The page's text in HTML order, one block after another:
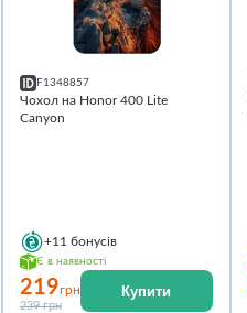
F1348857
Чохол на Honor 400 Lite
Canyon
+11 бонусів
Є в наявності
219грн
239 грн
Купити